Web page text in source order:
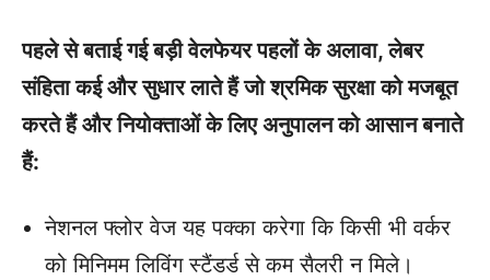
पहले से बताई गई बड़ी वेलफेयर पहलों के अलावा, लेबर
संहिता कई और सुधार लाते हैं जो श्रमिक सुरक्षा को मजबूत
करते हैं और नियोक्‍ताओं के लिए अनुपालन को आसान बनाते
हैं:
नेशनल फ्लोर वेज यह पक्का करेगा कि किसी भी वर्कर
को मिनिमम लिविंग स्टैंडर्ड से कम सैलरी न मिले।